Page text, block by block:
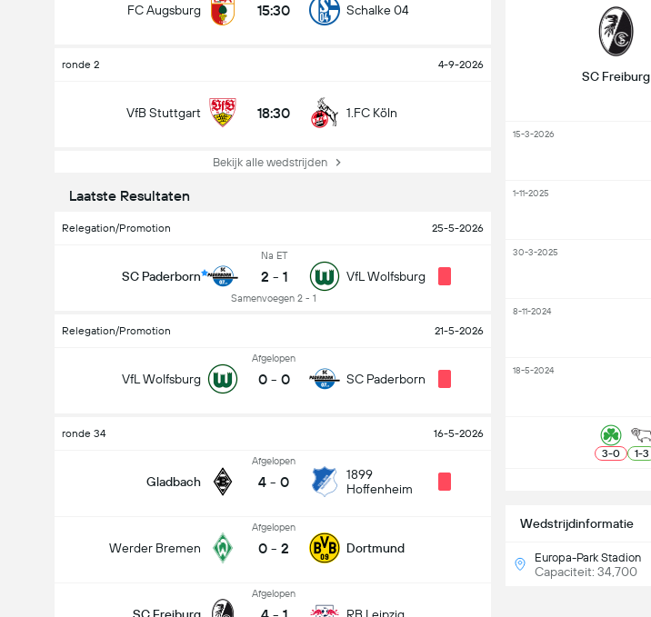
FC Augsburg 15:30 Schalke 04
ronde 2 4-9-2026
VfB Stuttgart 18:30 1.FC Köln
Bekijk alle wedstrijden
Laatste Resultaten
Relegation/Promotion 25-5-2026
SC Paderborn
Na ET
2 - 1
Samenvoegen 2 - 1
VfL Wolfsburg
Relegation/Promotion 21-5-2026
VfL Wolfsburg
Afgelopen
0 - 0 SC Paderborn
ronde 34 16-5-2026
Gladbach
Afgelopen
4 - 0
1899
Hoffenheim
Werder Bremen
Afgelopen
0 - 2 Dortmund
Afgelopen
Wedstrijdinformatie
Europa-Park Stadion
Capaciteit: 34,700
SC Freiburg
15-3-2026
1-11-2025
30-3-2025
8-11-2024
18-5-2024
3-0 1-3